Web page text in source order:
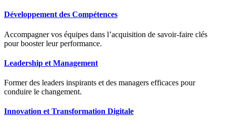
Développement des Compétences
Accompagner vos équipes dans l’acquisition de savoir-faire clés
pour booster leur performance.
Leadership et Management
Former des leaders inspirants et des managers efficaces pour
conduire le changement.
Innovation et Transformation Digitale